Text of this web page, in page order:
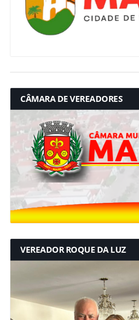
CÂMARA DE VEREADORES
VEREADOR ROQUE DA LUZ